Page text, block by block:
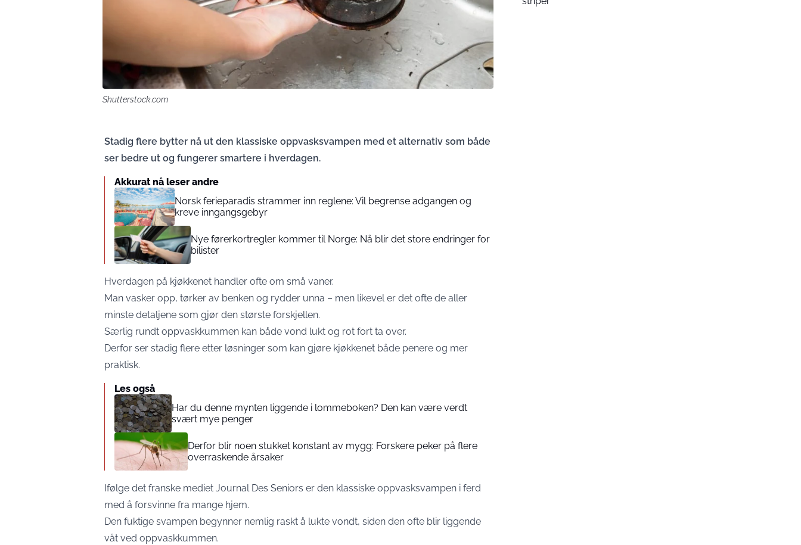
Shutterstock.com
Stadig flere bytter nå ut den klassiske oppvasksvampen med et alternativ som både
ser bedre ut og fungerer smartere i hverdagen.
Akkurat nå leser andre
Norsk ferieparadis strammer inn reglene: Vil begrense adgangen og
kreve inngangsgebyr
Nye førerkortregler kommer til Norge: Nå blir det store endringer for
bilister
Hverdagen på kjøkkenet handler ofte om små vaner.
Man vasker opp, tørker av benken og rydder unna – men likevel er det ofte de aller
minste detaljene som gjør den største forskjellen.
Særlig rundt oppvaskkummen kan både vond lukt og rot fort ta over.
Derfor ser stadig flere etter løsninger som kan gjøre kjøkkenet både penere og mer
praktisk.
Les også
Har du denne mynten liggende i lommeboken? Den kan være verdt
svært mye penger
Derfor blir noen stukket konstant av mygg: Forskere peker på flere
overraskende årsaker
Ifølge det franske mediet Journal Des Seniors er den klassiske oppvasksvampen i ferd
med å forsvinne fra mange hjem.
Den fuktige svampen begynner nemlig raskt å lukte vondt, siden den ofte blir liggende
våt ved oppvaskkummen.